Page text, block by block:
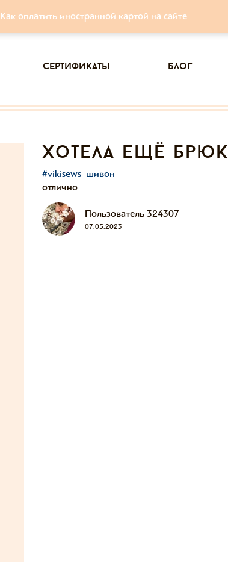
Как оплатить иностранной картой на сайте
сертификаты блог
хотела ещё
#vikisews_шивон
отлично
Пользователь 324307
07.05.2023